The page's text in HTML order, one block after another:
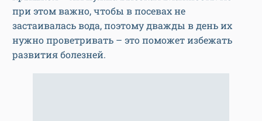
при этом важно, чтобы в посевах не
застаивалась вода, поэтому дважды в день их
нужно проветривать – это поможет избежать
развития болезней.